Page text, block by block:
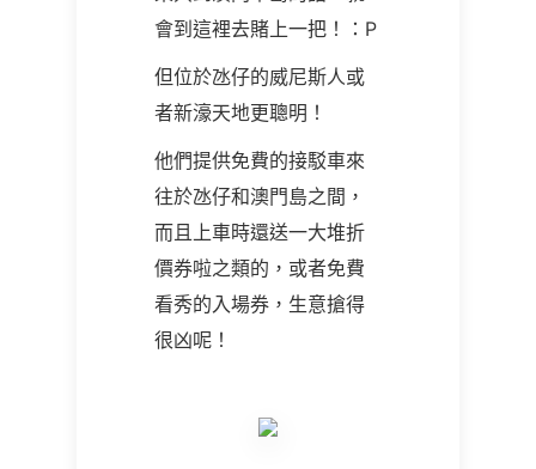
會到這裡去賭上一把！：P
但位於氹仔的威尼斯人或
者新濠天地更聰明！
他們提供免費的接駁車來
往於氹仔和澳門島之間，
而且上車時還送一大堆折
價券啦之類的，或者免費
看秀的入場券，生意搶得
很凶呢！